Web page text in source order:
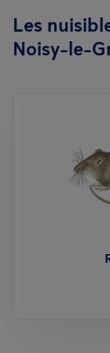
Les
Noisy-le-